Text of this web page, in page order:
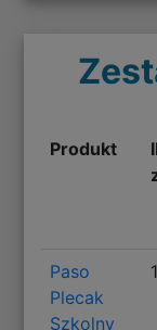
Produkt
Paso
Plecak
Szkolny
1